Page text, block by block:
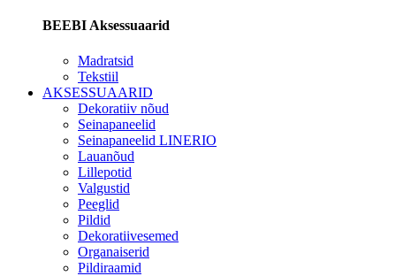
BEEBI Aksessuaarid
Madratsid
Tekstiil
AKSESSUAARID
Dekoratiiv nõud
Seinapaneelid
Seinapaneelid LINERIO
Lauanõud
Lillepotid
Valgustid
Peeglid
Pildid
Dekoratiivesemed
Organaiserid
Pildiraamid